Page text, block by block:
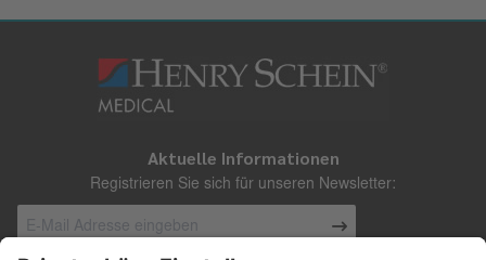
Aktuelle Informationen
Registrieren Sie sich für unseren Newsletter: